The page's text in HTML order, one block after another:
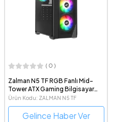
( 0 )
Zalman N5 TF RGB Fanlı Mid-
Tower ATX Gaming Bilgisayar
Kasası
Ürün Kodu: ZALMAN N5 TF
Gelince Haber Ver